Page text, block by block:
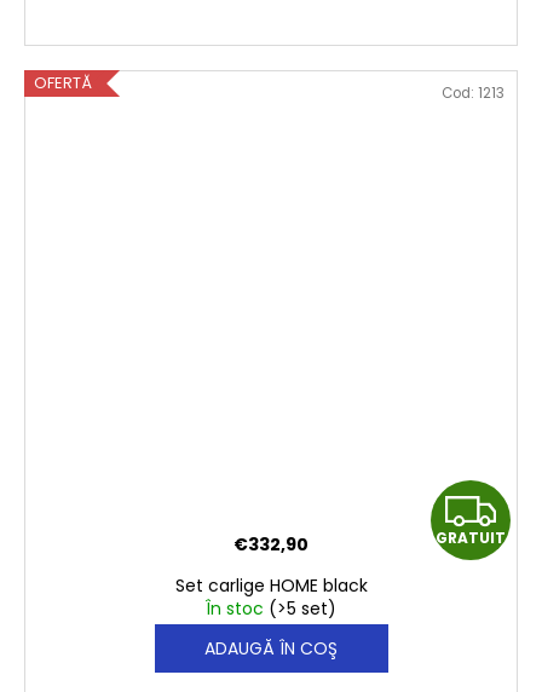
OFERTĂ
G
R
GRATUIT
Set carlige HOME black
În stoc (>5 set)
€332,90
ADAUGĂ ÎN COŞ
Cod: 1213